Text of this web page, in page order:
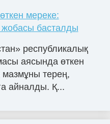
мереке:
басталды
республикалық
аясында өткен
мазмұны терең,
айналды. Қ...